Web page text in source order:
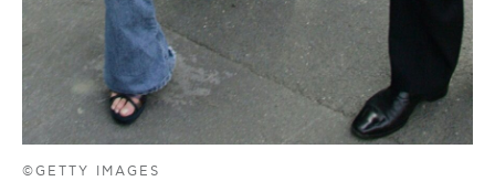
©GETTY IMAGES